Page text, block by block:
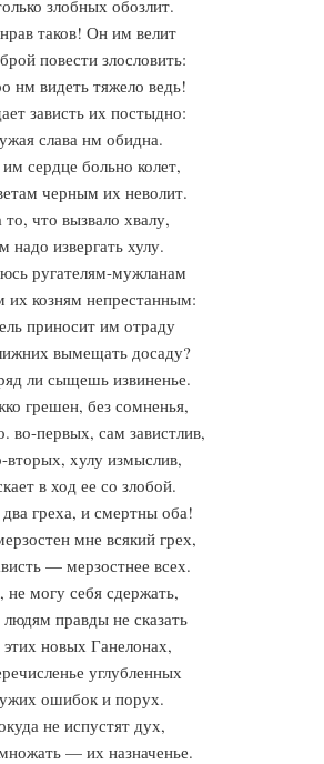
злобных обозлит.
таков! Он им велит
повести злословить:
нм видеть тяжело ведь!
зависть их постыдно:
слава нм обидна.
сердце больно колет,
черным их неволит.
что вызвало хвалу,
надо извергать хулу.
ругателям-мужланам
их козням непрестанным:
приносит им отраду
вымещать досаду?
ли сыщешь извиненье.
грешен, без сомненья,
во-первых, сам завистлив,
вторых, xулу измыслив,
в ход ее со злобой.
два греха, и смертны оба!
мне всякий грех,
— мерзостнее всех.
не могу себя сдержать,
правды не сказать
новых Ганелонах,
углубленных
ошибок и порух.
не испустят дух,
— их назначенье.